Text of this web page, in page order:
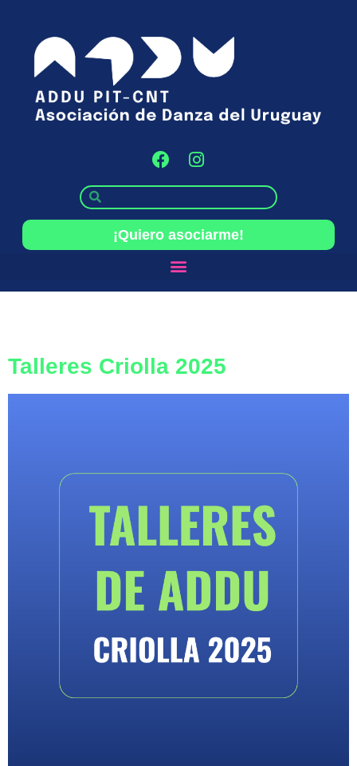
¡Quiero asociarme!
Talleres Criolla 2025